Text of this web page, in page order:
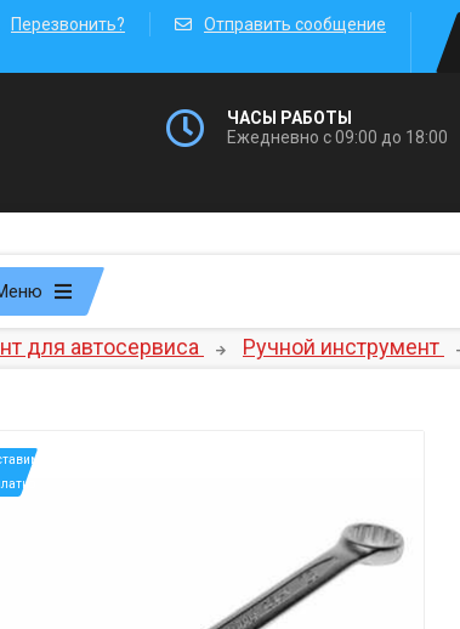
Перезвонить? Отправить сообщение
ЧАСЫ РАБОТЫ
Ежедневно с 09:00 до 18:00
для автосервиса Ручной инструмент